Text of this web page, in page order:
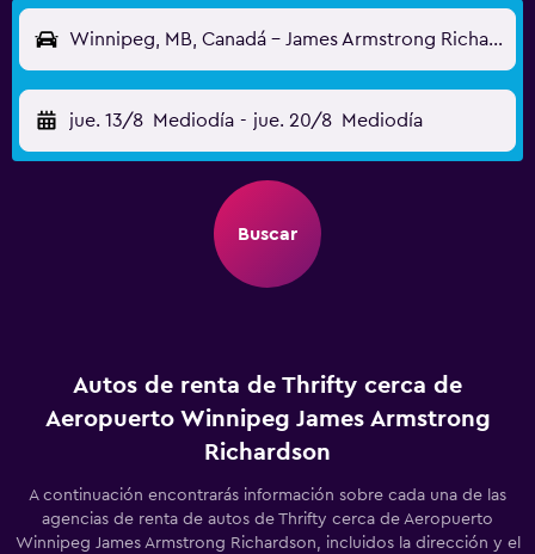
Winnipeg, MB, Canadá - James Armstrong Richardson (YWG)
jue. 13/8 Mediodía - jue. 20/8 Mediodía
Buscar
Autos de renta de Thrifty cerca de
Aeropuerto Winnipeg James Armstrong
Richardson
A continuación encontrarás información sobre cada una de las
agencias de renta de autos de Thrifty cerca de Aeropuerto
Winnipeg James Armstrong Richardson, incluidos la dirección y el